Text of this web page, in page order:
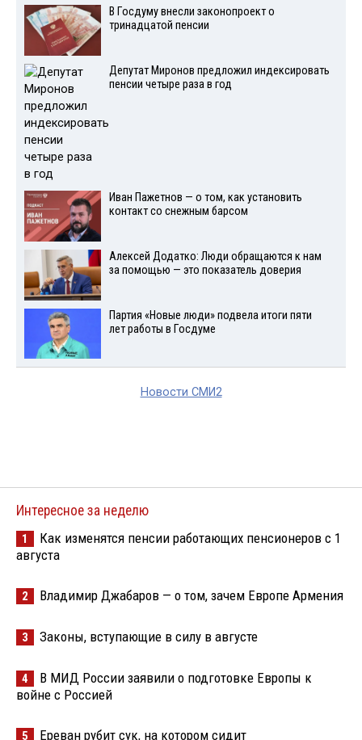
В Госдуму внесли законопроект о
тринадцатой пенсии
Депутат Миронов предложил индексировать
пенсии четыре раза в год
Иван Пажетнов — о том, как установить
контакт со снежным барсом
Алексей Додатко: Люди обращаются к нам
за помощью — это показатель доверия
Партия «Новые люди» подвела итоги пяти
лет работы в Госдуме
Новости СМИ2
Интересное за неделю
1
Как изменятся пенсии работающих пенсионеров с 1
августа
2 Владимир Джабаров — о том, зачем Европе Армения
3 Законы, вступающие в силу в августе
4
В МИД России заявили о подготовке Европы к
войне с Россией
5 Ереван рубит сук, на котором сидит